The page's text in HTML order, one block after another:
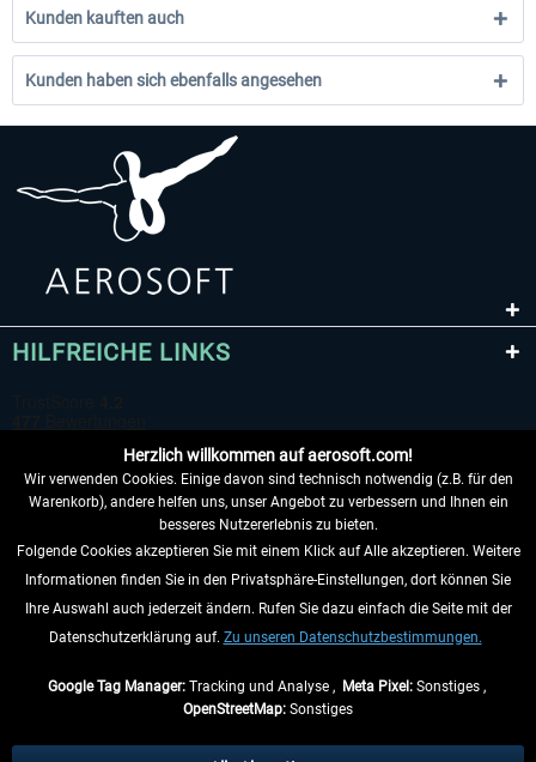
Kunden kauften auch
Kunden haben sich ebenfalls angesehen
HILFREICHE LINKS
VERTRAG WIDERRUFEN
INFORMATIONEN
Herzlich willkommen auf aerosoft.com!
Wir verwenden Cookies. Einige davon sind technisch notwendig (z.B. für den
Warenkorb), andere helfen uns, unser Angebot zu verbessern und Ihnen ein
besseres Nutzererlebnis zu bieten.
Folgende Cookies akzeptieren Sie mit einem Klick auf Alle akzeptieren. Weitere
Informationen finden Sie in den Privatsphäre-Einstellungen, dort können Sie
Ihre Auswahl auch jederzeit ändern. Rufen Sie dazu einfach die Seite mit der
Datenschutzerklärung auf. Zu unseren Datenschutzbestimmungen.
Google Tag Manager:Tracking und Analyse , Meta Pixel:Sonstiges ,
OpenStreetMap: Sonstiges